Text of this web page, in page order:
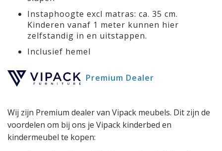
Instaphoogte excl matras: ca. 35 cm.
Kinderen vanaf 1 meter kunnen hier
zelfstandig in en uitstappen.
Inclusief hemel
Premium Dealer
Wij zijn Premium dealer van Vipack meubels. Dit zijn de
voordelen om bij ons je Vipack kinderbed en
kindermeubel te kopen: